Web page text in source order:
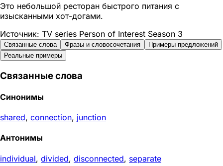
Это небольшой ресторан быстрого питания с
изысканными хот-догами.
Источник: TV series Person of Interest Season 3
Связанные слова Фразы и словосочетания
Примеры предложений
Реальные примеры
Связанные слова
Синонимы
shared, connection, junction
Антонимы
individual, divided, disconnected, separate